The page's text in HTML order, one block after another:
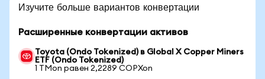
Изучите больше вариантов конвертации
Расширенные конвертации активов
Toyota (Ondo Tokenized) в Global X Copper Miners
ETF (Ondo Tokenized)
1 TMon равен 2,2289 COPXon